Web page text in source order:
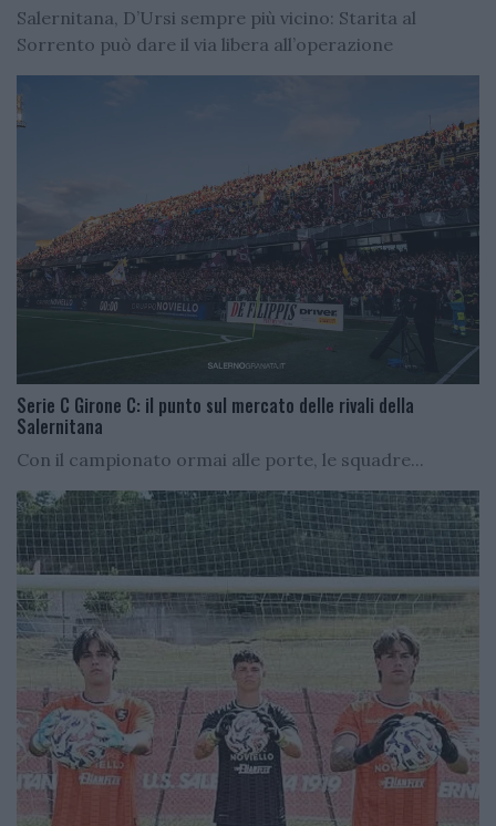
Salernitana, D’Ursi sempre più vicino: Starita al
Sorrento può dare il via libera all’operazione
Serie C Girone C: il punto sul mercato delle rivali della
Salernitana
Con il campionato ormai alle porte, le squadre...